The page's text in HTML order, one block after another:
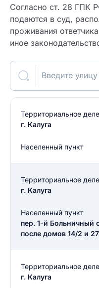
Согласно ст. 28 ГПК
подаются в суд,
проживания
иное
Введите
Территориальное
г. Калуга
Населенный пункт
Территориальное
г. Калуга
Населенный пункт
пер. 1-й Больничный
после домов 14/2 и 27
Территориальное
г. Калуга